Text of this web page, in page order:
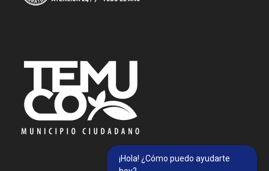
¡Hola! ¿Cómo puedo ayudarte